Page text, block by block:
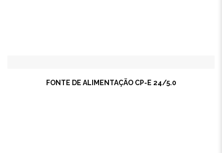
FONTE DE ALIMENTAÇÃO CP-E 24/5.0